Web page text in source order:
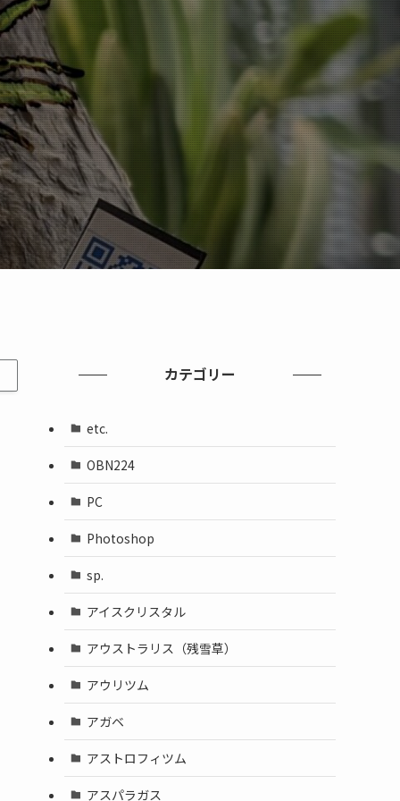
カテゴリー
etc.
OBN224
PC
Photoshop
sp.
アイスクリスタル
アウストラリス（残雪草）
アウリツム
アガベ
アストロフィツム
アスパラガス